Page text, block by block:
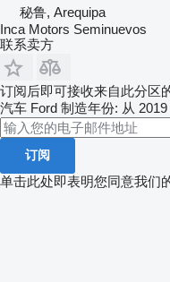
秘鲁, Arequipa
Inca Motors Seminuevos
联系卖方
订阅后即可接收来自此分区
汽车 Ford 制造年份: 从 2019
订阅
单击此处即表明您同意我们